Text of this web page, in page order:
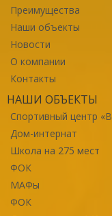
Преимущества
Наши объекты
Новости
О компании
Контакты
НАШИ ОБЪЕКТЫ
Спортивный центр
Дом-интернат
Школа на 275 мест
ФОК
МАФы
ФОК